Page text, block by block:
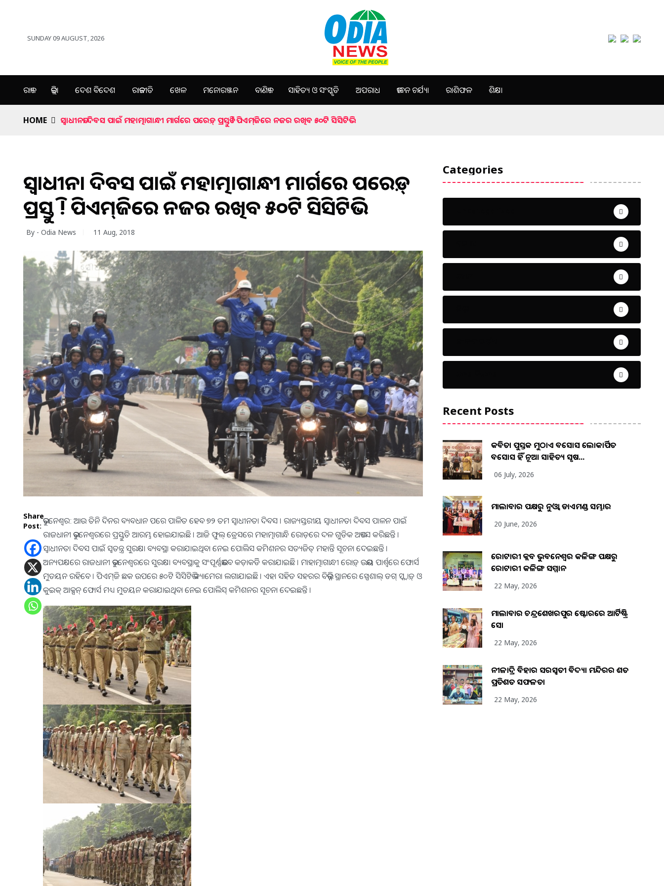
SUNDAY 09 AUGUST, 2026
ରାଜ୍ୟ ଜିଲ୍ଲା ଦେଶ ବିଦେଶ ରାଜନୀତି ଖେଳ ମନୋରଞ୍ଜନ ବାଣିଜ୍ୟ ସାହିତ୍ୟ ଓ ସଂସ୍କୃତି ଅପରାଧ ଜୀବନ ଚର୍ଯ୍ୟା ରାଶିଫଳ ଶିକ୍ଷା
HOME ସ୍ୱାଧୀନତା ଦିବସ ପାଇଁ ମହାତ୍ମାଗାନ୍ଧୀ ମାର୍ଗରେ ପରେଡ଼୍‌ ପ୍ରସ୍ତୁତି ! ପିଏମ୍‌ଜିରେ ନଜର ରଖିବ ୫୦ଟି ସିସିଟିଭି
ସ୍ୱାଧୀନତା ଦିବସ ପାଇଁ ମହାତ୍ମାଗାନ୍ଧୀ ମାର୍ଗରେ ପରେଡ଼୍‌
ପ୍ରସ୍ତୁତି ! ପିଏମ୍‌ଜିରେ ନଜର ରଖିବ ୫୦ଟି ସିସିଟିଭି
By - Odia News 11 Aug, 2018
Share
Post:
ଭୁବନେଶ୍ୱର: ଆଉ ତିନି ଦିନର ବ୍ୟବଧାନ ପରେ ପାଳିତ ହେବ ୭୨ ତମ ସ୍ୱାଧୀନତା ଦିବସ । ରାଜ୍ୟସ୍ତରୀୟ ସ୍ୱାଧୀନତା ଦିବସ ପାଳନ ପାଇଁ
ରାଜଧାନୀ ଭୁବନେଶ୍ୱରରେ ପ୍ରସ୍ତୁତି ଆରମ୍ଭ ହୋଇଯାଇଛି । ଆଜି ଫୁଲ୍‌ ଡ୍ରେସରେ ମହାତ୍ମାଗାନ୍ଧି ରୋଡ଼ରେ ଦଳ ଗୁଡିକ ଅଭ୍ୟାସ କରିଛନ୍ତି ।
ସ୍ୱାଧୀନତା ଦିବସ ପାଇଁ ସ୍ୱତନ୍ତ୍ର ସୁରକ୍ଷା ବ୍ୟବସ୍ଥା କରାଯାଇଥିବା ନେଇ ପୋଲିସ କମିଶନର ସତ୍ୟଜିତ୍ ମହାନ୍ତି ସୂଚନା ଦେଇଛନ୍ତି ।
ଅନ୍ୟପକ୍ଷରେ ରାଜଧାନୀ ଭୁବନେଶ୍ୱରରେ ସୁରକ୍ଷା ବ୍ୟବସ୍ଥାକୁ ସଂପୂର୍ଣ୍ଣଭାବେ କଡ଼ାକଡିି କରାଯାଇଛି । ମାହାତ୍ମାଗାନ୍ଧୀ ରୋଡ଼୍‌ ଉଭୟ ପାର୍ଶ୍ୱରେ ଫୋର୍ସ
ମୁତୟନ ରହିବେ । ପିଏମ୍‌ଜି ଛକ ଉପରେ ୫୦ଟି ସିସିଟିଭି କ୍ୟାମେରା ଲଗାଯାଇଛି । ଏହା ସହିତ ସହରର ବିଭିନ୍ନ ସ୍ଥାନରେ ସ୍ପେଶାଲ୍‌ ଡଗ୍‌ ସ୍କ୍ୱାଡ଼୍‌ ଓ
କୁଇକ୍‌ ଆକ୍ସନ୍‌ ଫୋର୍ସ ମଧ୍ୟ ମୁତୟନ କରାଯାଇଥିବା ନେଇ ପୋଲିସ୍‌ କମିଶନର ସୂଚନା ଦେଇଛନ୍ତି ।
Categories
Recent Posts
କବିତା ପୁସ୍ତକ ମୁଠାଏ ଅବସୋସ ଲୋକାର୍ପିତ
ଅବସୋସ ହିଁ ନୂଆ ସାହିତ୍ୟ ସୃଷ...
06 July, 2026
ମାଲାବାର ପକ୍ଷରୁ ନୁଓ୍ବା ଡାଏମଣ୍ଡ ସମ୍ଭାର
20 June, 2026
ରୋଟାରୀ କ୍ଲବ ଭୁବନେଶ୍ୱର କଳିଙ୍ଗ ପକ୍ଷରୁ
ରୋଟାରୀ କଳିଙ୍ଗ ସମ୍ମାନ
22 May, 2026
ମାଲାବାର ଚନ୍ଦ୍ରଶେଖରପୁର ଷ୍ଟୋରରେ ଆର୍ଟିଷ୍ଟ୍ରି
ସୋ
22 May, 2026
ନୀଳାଦ୍ରି ବିହାର ସରସ୍ୱତୀ ବିଦ୍ୟା ମନ୍ଦିରର ଶତ
ପ୍ରତିଶତ ସଫଳତା
22 May, 2026